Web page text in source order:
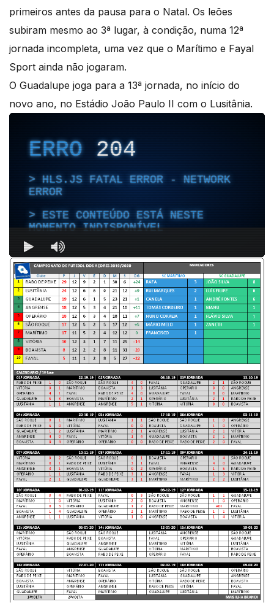
primeiros antes da pausa para o Natal. Os leões
subiram mesmo ao 3ª lugar, à condição, numa 12ª
jornada incompleta, uma vez que o Marítimo e Fayal
Sport ainda não jogaram.
O Guadalupe joga para a 13ª jornada, no início do
novo ano, no Estádio João Paulo II com o Lusitânia.